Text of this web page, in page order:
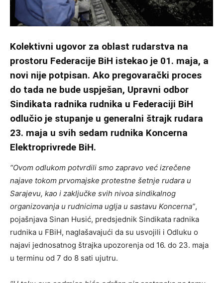
Kolektivni ugovor za oblast rudarstva na
prostoru Federacije BiH istekao je 01. maja, a
novi nije potpisan. Ako pregovarački proces
do tada ne bude uspješan, Upravni odbor
Sindikata radnika rudnika u Federaciji BiH
odlučio je stupanje u generalni štrajk rudara
23. maja u svih sedam rudnika Koncerna
Elektroprivrede BiH.
“Ovom odlukom potvrdili smo zapravo već izrečene
najave tokom prvomajske protestne šetnje rudara u
Sarajevu, kao i zaključke svih nivoa sindikalnog
organizovanja u rudnicima uglja u sastavu Koncerna”,
pojašnjava Sinan Husić, predsjednik Sindikata radnika
rudnika u FBiH, naglašavajući da su usvojili i Odluku o
najavi jednosatnog štrajka upozorenja od 16. do 23. maja
u terminu od 7 do 8 sati ujutru.